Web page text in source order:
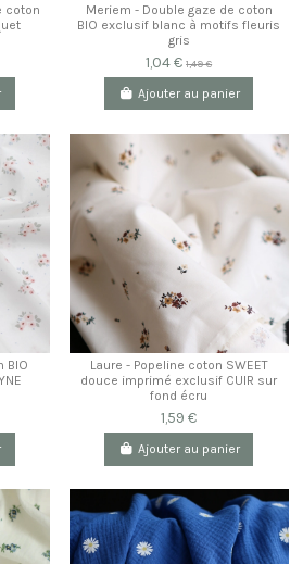
coton
Meriem - Double gaze de coton
BIO exclusif blanc à motifs fleuris
gris
1,04 €1,49 €
Ajouter au panier
BIO
Laure - Popeline coton SWEET
douce imprimé exclusif CUIR sur
fond écru
1,59 €
Ajouter au panier